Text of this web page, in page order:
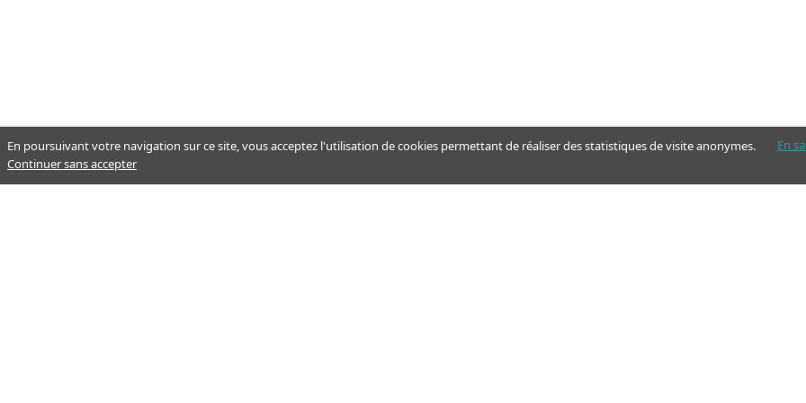
En poursuivant votre navigation sur ce site, vous acceptez l'utilisation de cookies permettant de réaliser des statistiques de visite anonymes. En
Continuer sans accepter